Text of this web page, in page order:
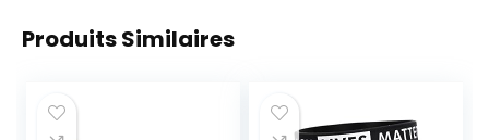
Produits Similaires